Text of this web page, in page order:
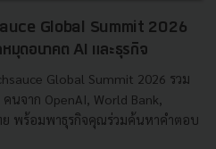
Global Summit 2026
มุดอนาคต AI และธุรกิจ
Global Summit 2026 รวม
นจาก OpenAI, World Bank,
ย พร้อมพาธุรกิจคุณร่วมค้นหาคำตอบ